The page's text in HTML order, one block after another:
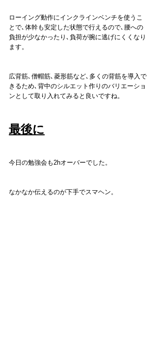
ローイング動作にインクラインベンチを使うこ
とで､体幹も安定した状態で行えるので､腰への
負担が少なかったり､負荷が腕に逃げにくくなり
ます。
広背筋､僧帽筋､菱形筋など､多くの背筋を導入で
きるため､背中のシルエット作りのバリエーショ
ンとして取り入れてみると良いですね。
最後に
今日の勉強会も2hオーバーでした。
なかなか伝えるのが下手でスマヘン。